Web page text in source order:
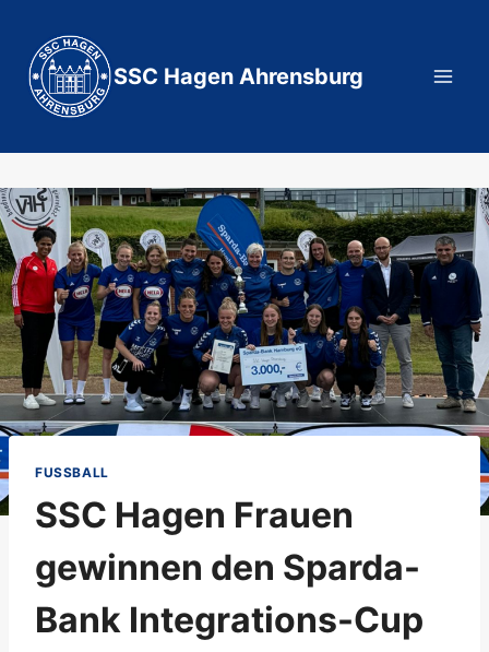
Inhalt
springen
SSC Hagen Ahrensburg
FUSSBALL
SSC Hagen Frauen
gewinnen den Sparda-
Bank Integrations-Cup